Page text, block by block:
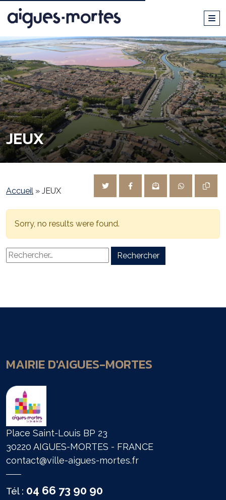
JEUX
Accueil » JEUX
Sorry, no results were found.
Rechercher :
MAIRIE D'AIGUES-MORTES
Place Saint-Louis BP 23
30220 AIGUES-MORTES - FRANCE
contact@ville-aigues-mortes.fr
Tél : 04 66 73 90 90